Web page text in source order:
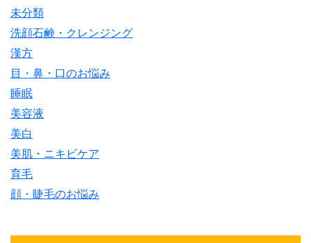
未分類
洗顔石鹸・クレンジング
漢方
目・鼻・口のお悩み
睡眠
美容液
美白
美肌・ニキビケア
育毛
顔・睫毛のお悩み